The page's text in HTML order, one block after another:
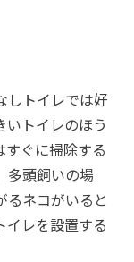
しトイレでは好
トイレのほう
すぐに掃除する
多頭飼いの場
るネコがいると
イレを設置する